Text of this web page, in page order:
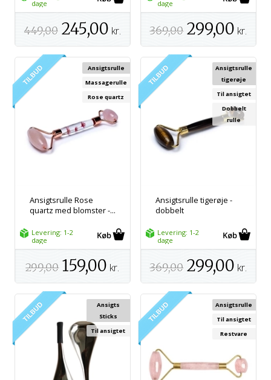
dage
449,00 245,00 kr.
dage
369,00 299,00 kr.
Ansigtsrulle Rose
quartz med blomster -...
Ansigtsrulle
Massagerulle
Rose quartz
Levering: 1-2
dage
299,00 159,00 kr.
Ansigtsrulle tigerøje -
dobbelt
Ansigtsrulle
tigerøje
Til ansigtet
Dobbelt
rulle
Levering: 1-2
dage
369,00 299,00 kr.
Ansigts
Sticks
Til ansigtet
Ansigtsrulle
Til ansigtet
Restvare